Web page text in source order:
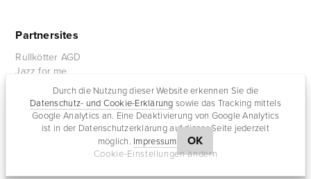
Durch die Nutzung dieser Website erkennen Sie die
Datenschutz- und Cookie-Erklärung sowie das Tracking mittels
Google Analytics an. Eine Deaktivierung von Google Analytics
ist in der Datenschutzerklärung auf dieser Seite jederzeit
möglich. Impressum OK
Cookie-Einstellungen ändern
Partnersites
Rullkötter AGD
Jazz for me